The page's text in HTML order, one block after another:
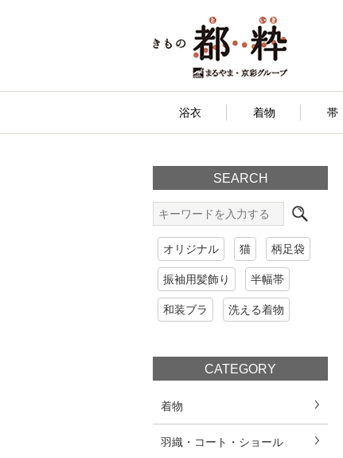
浴衣 着物 帯
SEARCH
オリジナル 猫 柄足袋
振袖用髪飾り 半幅帯
和装ブラ 洗える着物
CATEGORY
着物
羽織・コート・ショール